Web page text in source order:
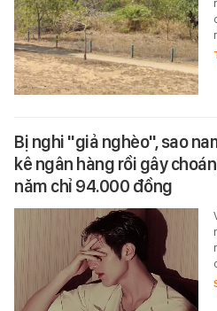
Bị nghi "giả nghèo", sao
kê ngân hàng rồi gây
năm chỉ 94.000 đồng